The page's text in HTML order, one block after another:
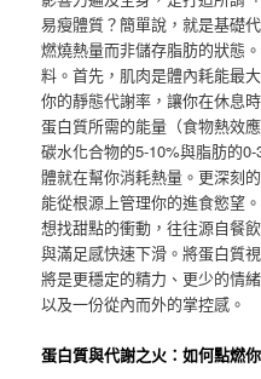
易瘦體質？簡單說，就是基礎
燃燒熱量而非儲存脂肪的狀態
料。首先，肌肉是體內耗能最
你的靜態代謝率，讓你在休息
蛋白質所需的能量（食物熱效
碳水化合物的5-10%與脂肪的
體就在幫你消耗熱量。更深刻
能從根源上管理你的進食慾望
想找甜點的衝動，往往源自餐
與滿足感快速下滑。將蛋白質
將是更穩定的精力、更少的情
以及一份從內而外的掌控感。
蛋白質與代謝之火：如何點燃